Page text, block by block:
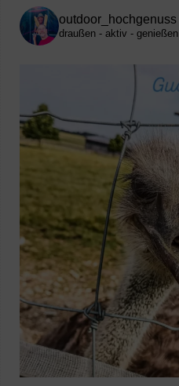
outdoor_hochgenuss
draußen - aktiv - genießen